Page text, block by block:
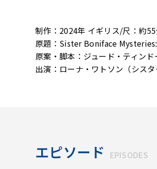
制作：2024年 イギリス/尺：約
原題：Sister Boniface
原案・脚本：ジュード・ティンド
出演：ローナ・ワトソン（シス
エピソード EPISODES